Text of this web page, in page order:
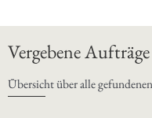
Vergebene Aufträge
Übersicht über alle